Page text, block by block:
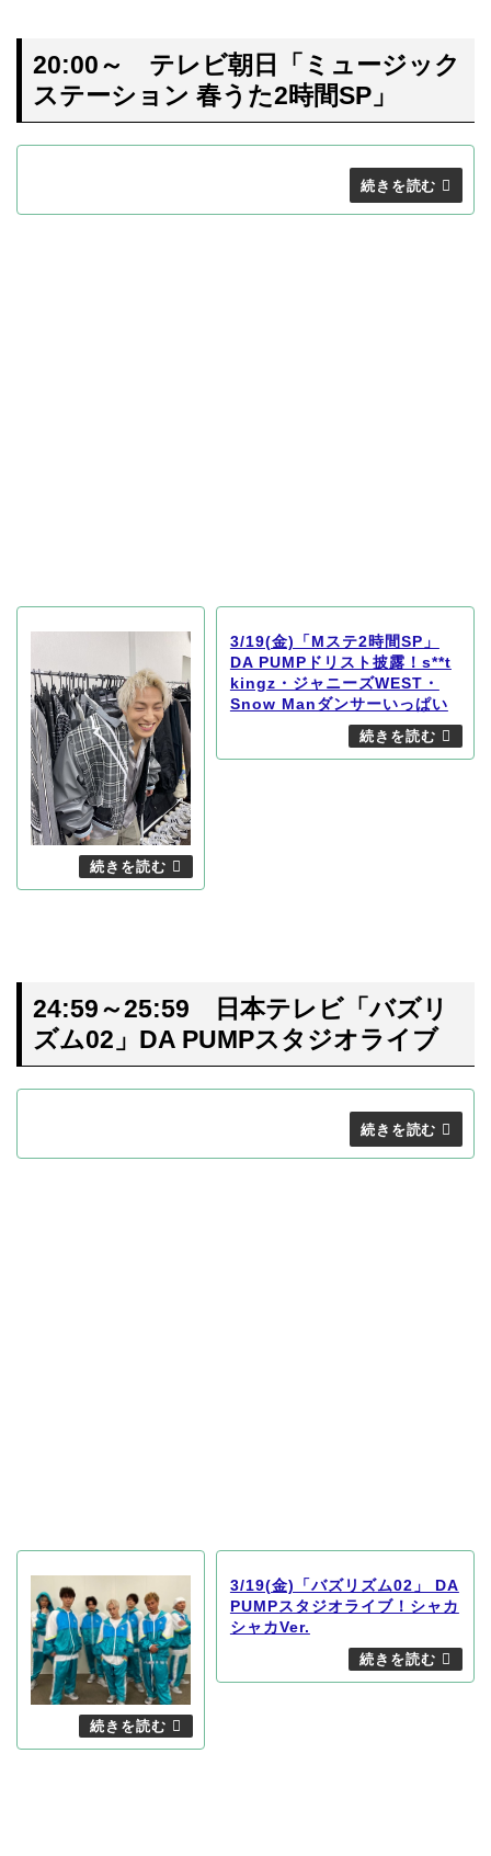
20:00～ テレビ朝日「ミュージック
ステーション 春うた2時間SP」
3/19(金)「Mステ2時間SP」
DA PUMPドリスト披露！s**t
kingz・ジャニーズWEST・
Snow Manダンサーいっぱい
24:59～25:59 日本テレビ「バズリ
ズム02」DA PUMPスタジオライブ
3/19(金)「バズリズム02」 DA
PUMPスタジオライブ！シャカ
シャカVer.